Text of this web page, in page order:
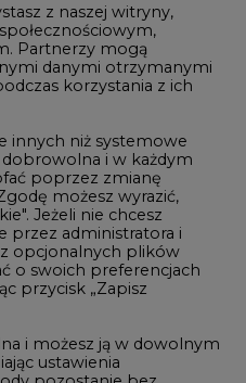
z naszej witryny,
Partnerzy mogą
danymi otrzymanymi
korzystania z ich
innych niż systemowe
i w każdym
poprzez zmianę
możesz wyrazić,
Jeżeli nie chcesz
przez administratora i
opcjonalnych plików
o swoich preferencjach
przycisk „Zapisz
i możesz ją w dowolnym
ustawienia